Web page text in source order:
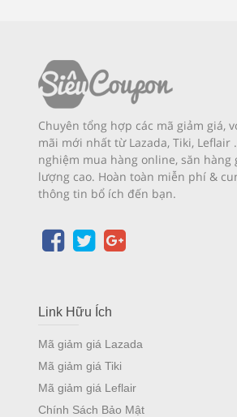
Chuyên tổng hợp các mã giảm giá,
mãi mới nhất từ Lazada, Tiki, Leflair
nghiệm mua hàng online, săn hàng
lượng cao. Hoàn toàn miễn phí &
thông tin bổ ích đến bạn.
Link Hữu Ích
Mã giảm giá Lazada
Mã giảm giá Tiki
Mã giảm giá Leflair
Chính Sách Bảo Mật